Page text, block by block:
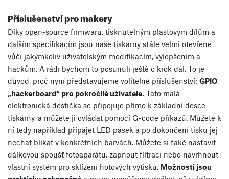
Příslušenství pro makery
Díky open-source firmwaru, tisknutelným plastovým dílům a
dalším specifikacím jsou naše tiskárny stále velmi otevřené
vůči jakýmkoliv uživatelským modifikacím, vylepšením a
hackům. A rádi bychom to posunuli ještě o krok dál. To je
důvod, proč nyní představujeme volitelné příslušenství: GPIO
„hackerboard“ pro pokročilé uživatele. Tato malá
elektronická destička se připojuje přímo k základní desce
tiskárny, a můžete ji ovládat pomocí G-code příkazů. Můžete k
ní tedy například připájet LED pásek a po dokončení tisku jej
nechat blikat v konkrétních barvách. Můžete si také nastavit
dálkovou spoušť fotoaparátu, zapnout filtraci nebo navrhnout
vlastní systém pro sklízení hotových výtisků. Možnosti jsou